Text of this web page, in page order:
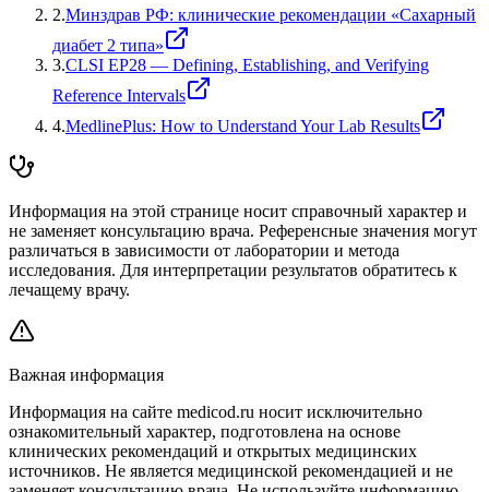
2.Минздрав РФ: клинические рекомендации «Сахарный
диабет 2 типа»
3.CLSI EP28 — Defining, Establishing, and Verifying
Reference Intervals
4.MedlinePlus: How to Understand Your Lab Results
Информация на этой странице носит справочный характер и
не заменяет консультацию врача. Референсные значения могут
различаться в зависимости от лаборатории и метода
исследования. Для интерпретации результатов обратитесь к
лечащему врачу.
Важная информация
Информация на сайте medicod.ru носит исключительно
ознакомительный характер, подготовлена на основе
клинических рекомендаций и открытых медицинских
источников. Не является медицинской рекомендацией и не